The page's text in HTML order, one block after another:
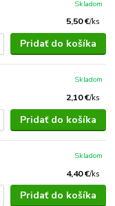
5,50 €/ks
Skladom
Pridať do košíka
2,10 €/ks
Skladom
Pridať do košíka
4,40 €/ks
Skladom
Pridať do košíka